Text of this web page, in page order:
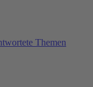
Themen